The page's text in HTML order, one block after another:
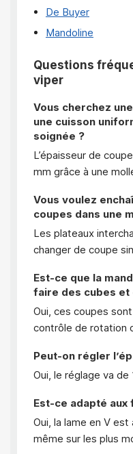
De Buyer
Mandoline
Questions
viper
Vous cherchez
une cuisson
soignée ?
L’épaisseur de
mm grâce à une
Vous voulez
coupes dans une
Les plateaux
changer de coupe
Est-ce que la
faire des cubes et
Oui, ces coupes
contrôle de rotation
Peut-on régler
Oui, le réglage va de
Est-ce adapté
Oui, la lame en V
même sur les plus